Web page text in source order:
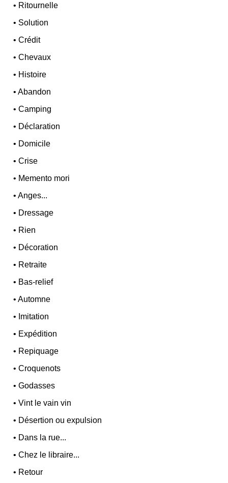
• Ritournelle
• Solution
•Crédit
•Chevaux
• Histoire
•Abandon
•Camping
• Déclaration
• Domicile
•Crise
• Memento mori
•Anges...
• Dressage
• Rien
• Décoration
• Retraite
• Bas-relief
•Automne
• Imitation
• Expédition
• Repiquage
•Croquenots
•Godasses
•Vint le vain vin
• Désertion ou expulsion
• Dans la rue...
•Chez le libraire...
• Retour